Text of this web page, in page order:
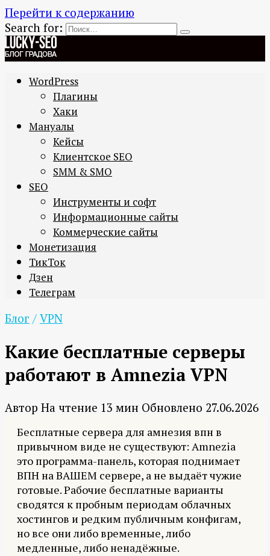
Перейти к содержанию
Search for:
WordPress
Плагины
Хаки
Мануалы
Кейсы
Клиентское SEO
SMM & SMO
SEO
Инструменты и софт
Информационные сайты
Коммерческие сайты
Монетизация
ТикТок
Дзен
Телеграм
Блог / VPN
Какие бесплатные серверы
работают в Amnezia VPN
Автор На чтение 13 мин Обновлено 27.06.2026
Бесплатные сервера для амнезия впн в
привычном виде не существуют: Amnezia
это программа-панель, которая поднимает
ВПН на ВАШЕМ сервере, а не выдаёт чужие
готовые. Рабочие бесплатные варианты
сводятся к пробным периодам облачных
хостингов и редким публичным конфигам,
но все они либо временные, либо
медленные, либо ненадёжные.